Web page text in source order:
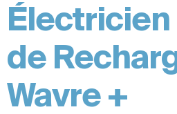
Électricien
de
Wavre +